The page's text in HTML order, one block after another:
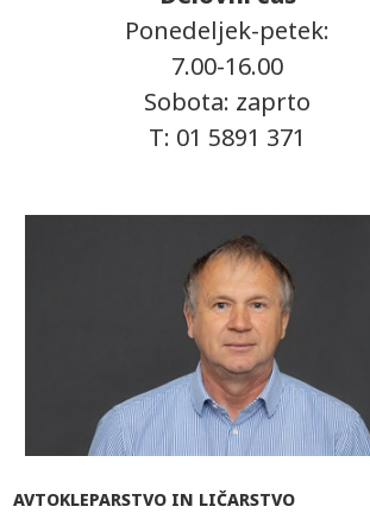
Ponedeljek-petek:
7.00-16.00
Sobota: zaprto
T: 01 5891 371
AVTOKLEPARSTVO IN LIČARSTVO